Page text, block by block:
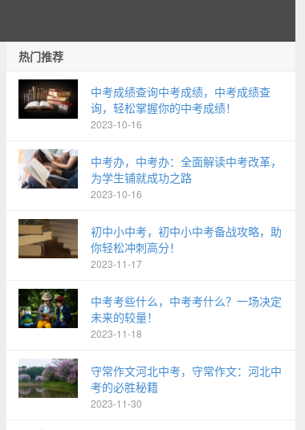
热门推荐
中考成绩查询中考成绩，中考成绩查
询，轻松掌握你的中考成绩！
2023-10-16
中考办，中考办：全面解读中考改革，
为学生铺就成功之路
2023-10-16
初中小中考，初中小中考备战攻略，助
你轻松冲刺高分！
2023-11-17
中考考些什么，中考考什么？一场决定
未来的较量！
2023-11-18
守常作文河北中考，守常作文：河北中
考的必胜秘籍
2023-11-30